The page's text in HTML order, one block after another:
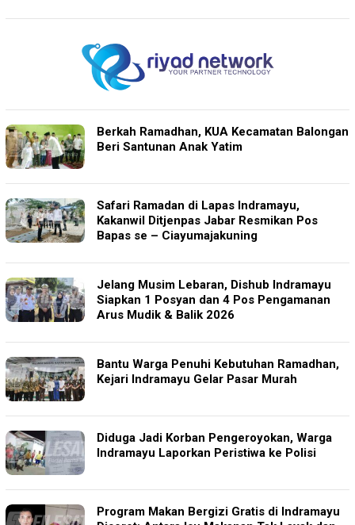
Berkah Ramadhan, KUA Kecamatan Balongan
Beri Santunan Anak Yatim
Safari Ramadan di Lapas Indramayu,
Kakanwil Ditjenpas Jabar Resmikan Pos
Bapas se – Ciayumajakuning
Jelang Musim Lebaran, Dishub Indramayu
Siapkan 1 Posyan dan 4 Pos Pengamanan
Arus Mudik & Balik 2026
Bantu Warga Penuhi Kebutuhan Ramadhan,
Kejari Indramayu Gelar Pasar Murah
Diduga Jadi Korban Pengeroyokan, Warga
Indramayu Laporkan Peristiwa ke Polisi
Program Makan Bergizi Gratis di Indramayu